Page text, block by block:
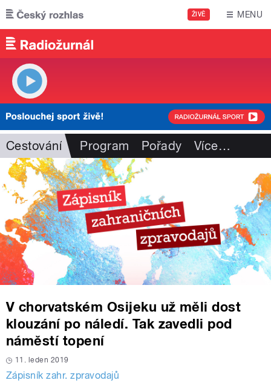
Přejít k hlavnímu obsahu
ŽIVĚ MENU
Cestování Program Pořady Více…
V chorvatském Osijeku už měli dost
klouzání po náledí. Tak zavedli pod
náměstí topení
11. leden 2019
Zápisník zahr. zpravodajů